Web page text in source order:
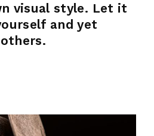
visual style. Let it
and yet